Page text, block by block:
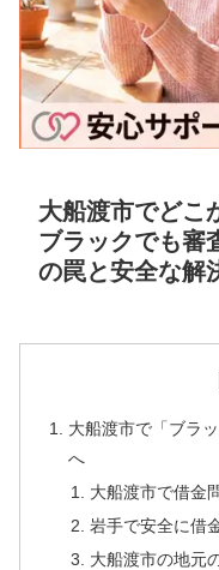
大船渡市でどこ
ブラックでも審
の罠と安全な解
大船渡市で「ブラ
へ
大船渡市で借金
岩手で安全に借
大船渡市の地元